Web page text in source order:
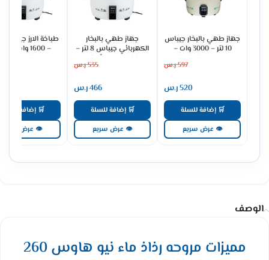
جهاز طهي بالبخار جيباس
10 لتر – 3000 وات –
597ر.س
520ر.س
🛒 إضافة للسلة
👁 عرض سريع
جهاز طهي بالبخار
الكهربائي جيباس 8 لتر –
2500 وات – أبيض
GRC4322
535ر.س
466ر.س
🛒 إضافة للسلة
👁 عرض سريع
– 1600 وات –
GRC4321
🛒 إضافة للسلة
👁 عرض سريع
الوصف
مميزات مروحه رذاذ ماء نيو هاوس 260